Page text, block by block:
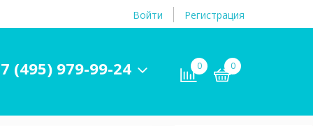
Войти Регистрация
(495) 979-99-24 0 0